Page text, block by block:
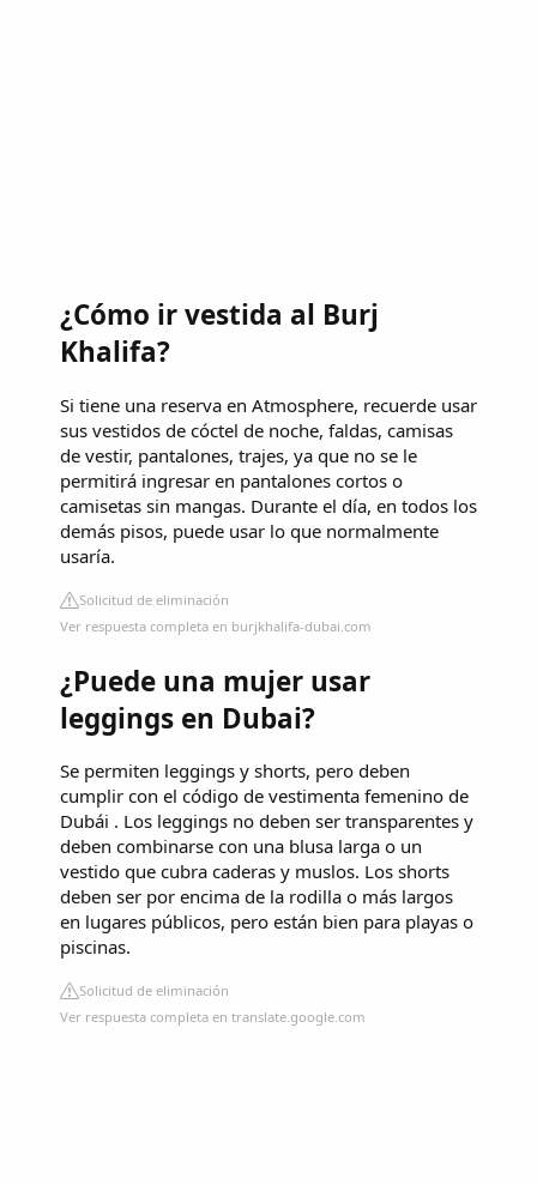
¿Cómo ir vestida al Burj
Khalifa?
Si tiene una reserva en Atmosphere, recuerde usar
sus vestidos de cóctel de noche, faldas, camisas
de vestir, pantalones, trajes, ya que no se le
permitirá ingresar en pantalones cortos o
camisetas sin mangas. Durante el día, en todos los
demás pisos, puede usar lo que normalmente
usaría.
Solicitud de eliminación
Ver respuesta completa en burjkhalifa-dubai.com
¿Puede una mujer usar
leggings en Dubai?
Se permiten leggings y shorts, pero deben
cumplir con el código de vestimenta femenino de
Dubái . Los leggings no deben ser transparentes y
deben combinarse con una blusa larga o un
vestido que cubra caderas y muslos. Los shorts
deben ser por encima de la rodilla o más largos
en lugares públicos, pero están bien para playas o
piscinas.
Solicitud de eliminación
Ver respuesta completa en translate.google.com